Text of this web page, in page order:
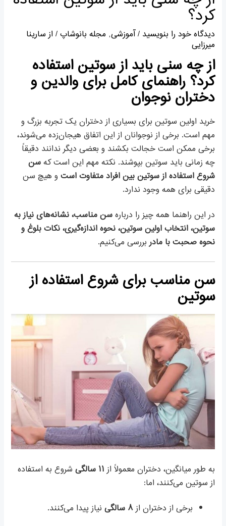
کرد؟
دیدگاه‌ خود را بنویسید /آموزشی, مجله بانوشاپ/ ازسارینا
میرزایی
از چه سنی باید از سوتین استفاده
کرد؟ راهنمای کامل برای والدین و
دختران نوجوان
خرید اولین سوتین برای بسیاری از دختران یک تجربه بزرگ و
مهم است. برخی از نوجوانان از این اتفاق هیجان‌زده می‌شوند،
برخی ممکن است خجالت بکشند و بعضی دیگر ندانند دقیقاً
چه زمانی باید سوتین بپوشند. نکته مهم این است کهسن
شروع استفاده از سوتین بین افراد متفاوت است و هیچ سن
دقیقی برای همه وجود ندارد.
در این راهنما همه چیز را دربارهسن مناسب، نشانه‌های نیاز به
سوتین، انتخاب اولین سوتین، نحوه اندازه‌گیری، نکات بلوغ و
نحوه صحبت با مادربررسی می‌کنیم.
سن مناسب برای شروع استفاده از
سوتین
به طور میانگین، دختران معمولاً از۱۱ سالگی
شروع به استفاده
از سوتین می‌کنند، اما:
برخی از دختران از۸ سالگی
نیاز پیدا می‌کنند.